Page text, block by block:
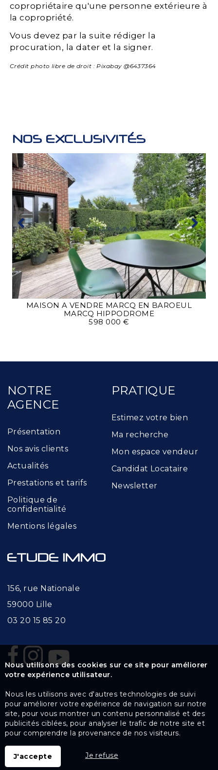
copropriétaire qu'une personne extérieure à
la copropriété.
Vous devez par la suite rédiger la
procuration, la dater et la signer.
Crédit photo libre de droit : Pixabay @6437364
NOS EXCLUSIVITÉS
MAISON A VENDRE MARCQ EN BAROEUL
MARCQ HIPPODROME
598 000 €
NOTRE
AGENCE
Présentation
Nos avis clients
Actualités
Prestations et tarifs
Politique de
confidentialité
Mentions légales
PRATIQUE
Estimez votre bien
Ma recherche
Mon espace vendeur
Candidat Locataire
Newsletter
156, rue Nationale
59000 Lille
03 20 15 85 20
Nous utilisons des cookies sur ce site pour améliorer
votre expérience utilisateur.
Nous les utilisons avec d'autres technologies de suivi
pour améliorer votre expérience de navigation sur notre
site, pour vous montrer un contenu personnalisé et des
publicités ciblées, pour analyser le trafic de notre site et
pour comprendre la provenance de nos visiteurs.
J'accepte Je refuse